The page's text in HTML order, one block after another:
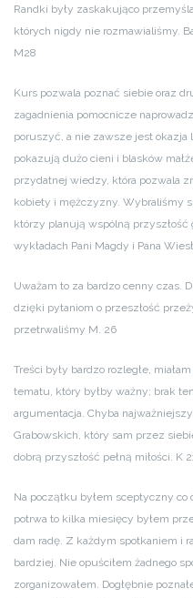
Randki były zaskakująco
których nigdy nie rozmawialiśmy.
M28
Kurs pozwala poznać siebie oraz
zagadnienia pomocnicze
poruszyć, a nie zawsze jest okazja
pokazują dużo cieni i blasków
przydatnej wiedzy, która pozwala
kobiety i mężczyzny. Wybraliśmy
którzy planują wspólną
wykładach Pani Magdy i Pana
Uważam to za bardzo cenny czas.
dzięki pytaniom o przeszłość
przetrwaliśmy M. 26
Treści były bardzo rozległe,
tematu, który byłby ważny; brak
argumentacja. Chyba
Grabowskich, który sam przez
dobrą przyszłość pełną miłości. K
Na początku byłem sceptyczny co
potrwa to kilka miesięcy byłem
dam radę. Z każdym spotkaniem i
bardziej. Nie opuściłem żadnego
zorganizowałem. Dogłębnie